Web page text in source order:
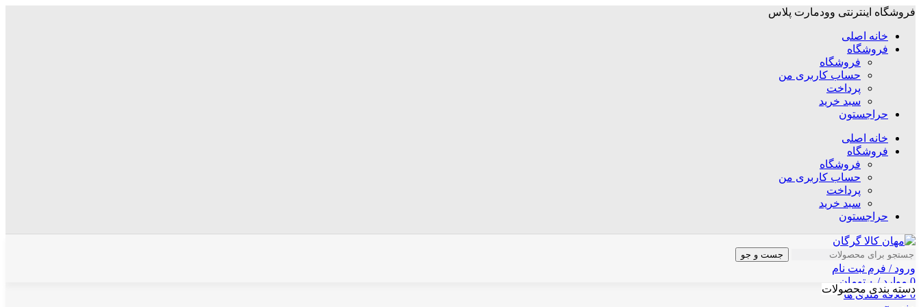
فروشگاه اینترنتی وودمارت پلاس
خانه اصلی
فروشگاه
فروشگاه
حساب کاربری من
پرداخت
سبد خرید
حراجستون
خانه اصلی
فروشگاه
فروشگاه
حساب کاربری من
پرداخت
سبد خرید
حراجستون
جست و جو
ورود / فرم ثبت نام
0 موارد / ۰ تومان
0 علاقه مندی ها
دسته بندی محصولات